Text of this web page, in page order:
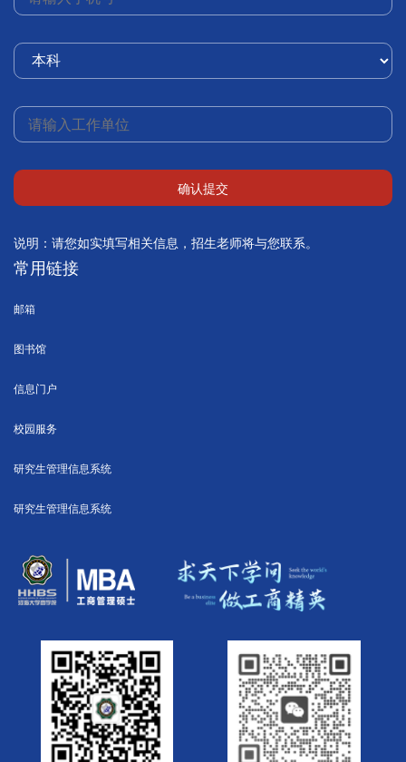
确认提交
说明：请您如实填写相关信息，招生老师将与您联系。
常用链接
邮箱
图书馆
信息门户
校园服务
研究生管理信息系统
研究生管理信息系统